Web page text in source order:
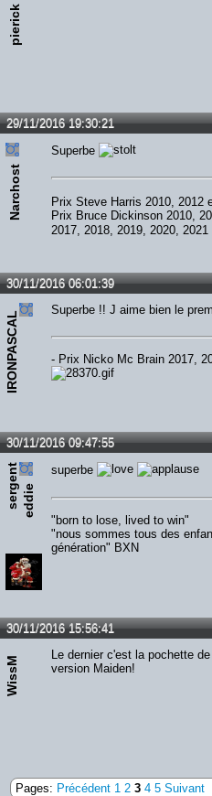
pierick
29/11/2016 19:30:21
Narchost
Superbe
Prix Steve Harris 2010, 2012
Prix Bruce Dickinson 2010,
2017, 2018, 2019, 2020, 2021
30/11/2016 06:01:39
IRONPASCAL
Superbe !! J aime bien le
- Prix Nicko Mc Brain 2017,
30/11/2016 09:47:55
s
e
rg
e
n
t
e
d
d
ie
superbe
"born to lose, lived to win"
"nous sommes tous des
génération" BXN
30/11/2016 15:56:41
WissM
Le dernier c'est la pochette
version Maiden!
Pages: Précédent 1 2 3 4 5 Suivant